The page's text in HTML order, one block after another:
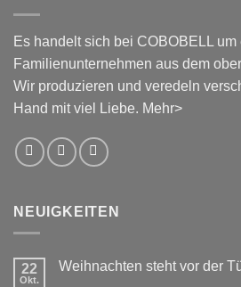
Es handelt sich bei COBOBELL um
Familienunternehmen aus dem
Wir produzieren und veredeln
Hand mit viel Liebe. Mehr>
NEUIGKEITEN
22
Okt.
Weihnachten steht vor der